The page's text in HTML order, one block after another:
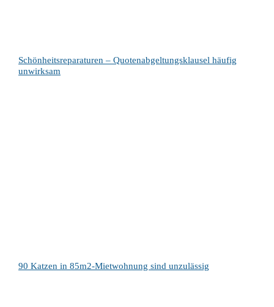
Schönheitsreparaturen – Quotenabgeltungsklausel häufig
unwirksam
90 Katzen in 85m2-Mietwohnung sind unzulässig